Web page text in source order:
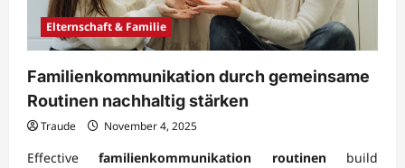
Elternschaft & Familie
Familienkommunikation durch gemeinsame
Routinen nachhaltig stärken
Traude November 4, 2025
Effectivefamilienkommunikation routinenbuild